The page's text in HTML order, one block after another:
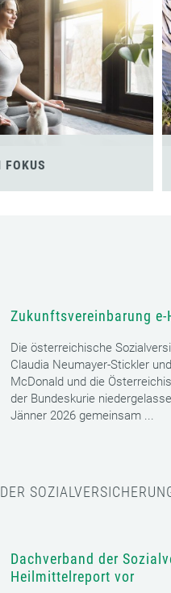
FOKUS
Zukunftsvereinbarung e-
Die österreichische
Claudia Neumayer-Stickler
McDonald und die
der Bundeskurie
Jänner 2026 gemeinsam ...
Dachverband der
Heilmittelreport vor